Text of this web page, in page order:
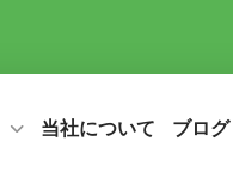
当社について ブログ